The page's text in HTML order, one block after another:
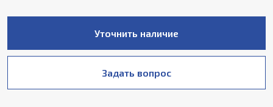
Уточнить наличие
Задать вопрос